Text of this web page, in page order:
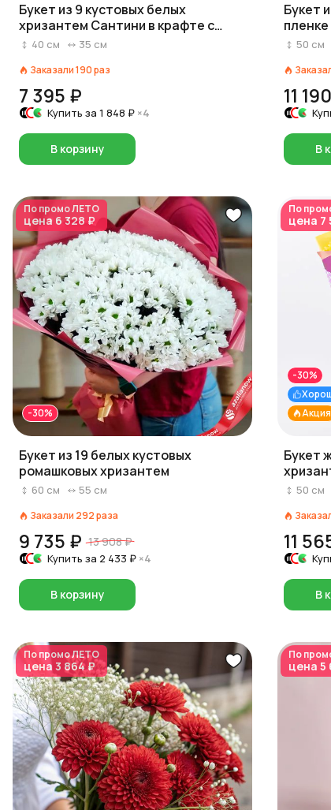
Букет из 9 кустовых белых
хризантем Сантини в крафте с
лентой, Голландия
40 см 35 см
Заказали190раз
7 395 ₽
Купить за 1 848 ₽ ×4
В корзину
Букет
пленке
50 см
11
В
По промоЛЕТО
цена 6 328 ₽
-30%
Букет из 19 белых кустовых
ромашковых хризантем
60 см 55 см
Заказали 292раза
9 735 ₽ 13 908 ₽
Купить за 2 433 ₽ ×4
В корзину
По
цена 7
Акция
-30%
Букет
50 см
11
В
По промоЛЕТО
цена 3 864 ₽
По
цена 5